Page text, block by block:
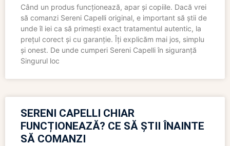
Când un produs funcționează, apar și copiile. Dacă vrei
să comanzi Sereni Capelli original, e important să știi de
unde îl iei ca să primești exact tratamentul autentic, la
prețul corect și cu garanție. Îți explicăm mai jos, simplu
și onest. De unde cumperi Sereni Capelli în siguranță
Singurul loc
SERENI CAPELLI CHIAR
FUNCȚIONEAZĂ? CE SĂ ȘTII ÎNAINTE
SĂ COMANZI